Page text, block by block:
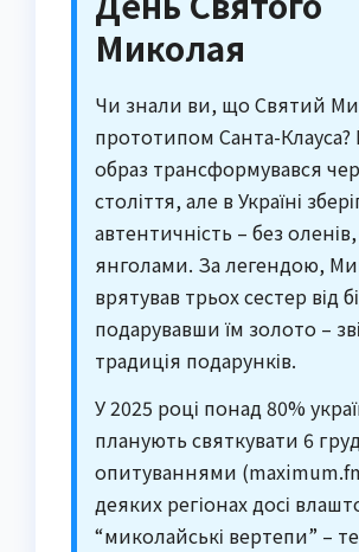
Миколая
Чи знали ви, що Святий
прототипом Санта-Клауса?
образ трансформувався
століття, але в Україні
автентичність – без
янголами. За легендою,
врятував трьох сестер від
подарувавши їм золото –
традиція подарунків.
У 2025 році понад 80%
планують святкувати 6
опитуваннями
деяких регіонах досі
“миколайські вертепи” –